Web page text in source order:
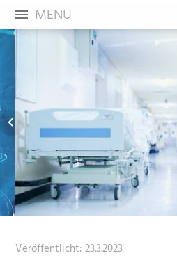
MENÜ
Veröffentlicht:23.3.2023